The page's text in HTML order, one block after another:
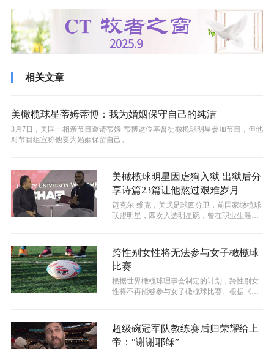
相关文章
美橄榄球星蒂姆蒂博：我为婚姻保守自己的纯洁
3月7日，美国一相亲节目邀请蒂姆·蒂博这位基督徒橄榄球明星参加节目，但他
对节目组宣称他要为婚姻保留自己。
美橄榄球明星因虐狗入狱 出狱后分
享诗篇23篇让他熬过艰难岁月
迈克尔·维克，美式足球四分卫，前国家橄榄球
联盟明星，四次入选明星碗，曾在职业生涯黄
跨性别女性将无法参与女子橄榄球
比赛
根据世界橄榄球理事会制定的计划，跨性别女
性将不再能够参与女子橄榄球比赛。根据《每
超级碗冠军队教练赛后归荣耀给上
帝：“谢谢耶稣”